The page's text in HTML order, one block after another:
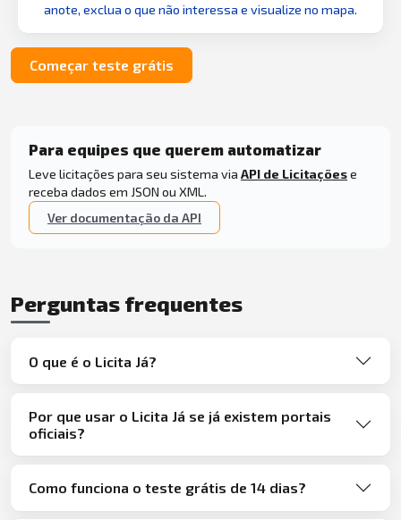
anote, exclua o que não interessa e visualize no mapa.
Começar teste grátis
Para equipes que querem automatizar
Leve licitações para seu sistema via API de Licitaçõese
receba dados em JSON ou XML.
Ver documentação da API
Perguntas frequentes
O que é o Licita Já?
Por que usar o Licita Já se já existem portais
oficiais?
Como funciona o teste grátis de 14 dias?